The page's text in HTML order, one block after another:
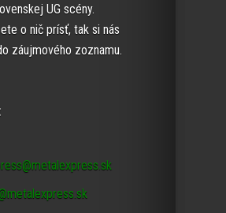
UG scény.
o nič prísť, tak si nás
záujmového zoznamu.